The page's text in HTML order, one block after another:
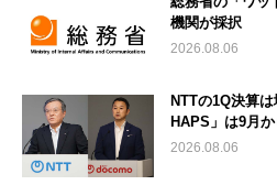
機関が採択
2026.08.06
NTTの1Q決算
HAPS」は9月
2026.08.06